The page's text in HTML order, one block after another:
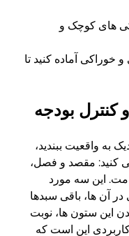
های کوچک و
آماده کنید تا
بودجه
به واقعیت ببندید،
کنید: مقصد و فصل،
این سه مورد
آن ها، باقی سبدها
این ستون ها، نوبت
این است که